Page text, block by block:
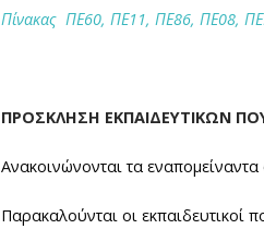
Πίνακας ΠΕ60, ΠΕ11, ΠΕ86, ΠΕ08,
ΠΡΟΣΚΛΗΣΗ ΕΚΠΑΙΔΕΥΤΙΚΩΝ
Ανακοινώνονται τα
Παρακαλούνται οι